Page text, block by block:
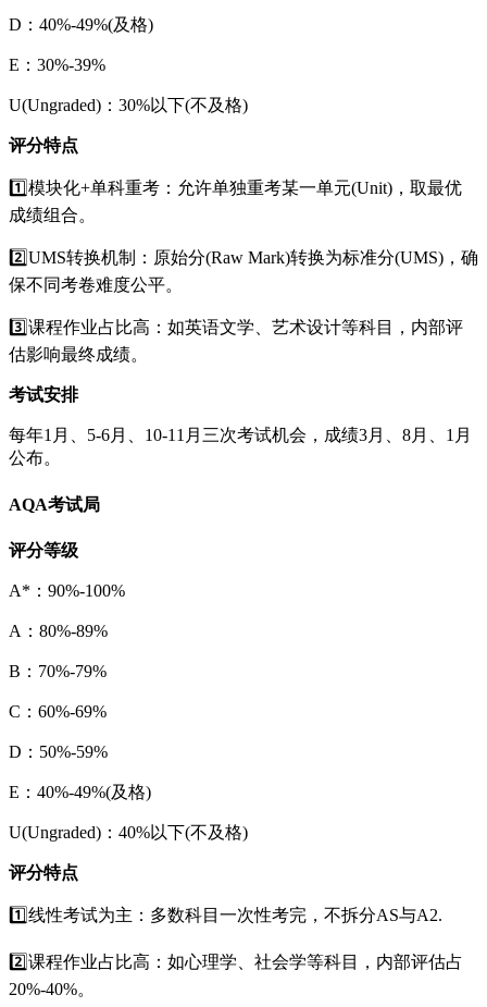
D：40%-49%(及格)
E：30%-39%
U(Ungraded)：30%以下(不及格)
评分特点
1️⃣模块化+单科重考：允许单独重考某一单元(Unit)，取最优
成绩组合。
2️⃣UMS转换机制：原始分(Raw Mark)转换为标准分(UMS)，确
保不同考卷难度公平。
3️⃣课程作业占比高：如英语文学、艺术设计等科目，内部评
估影响最终成绩。
考试安排
每年1月、5-6月、10-11月三次考试机会，成绩3月、8月、1月
公布。
AQA考试局
评分等级
A*：90%-100%
A：80%-89%
B：70%-79%
C：60%-69%
D：50%-59%
E：40%-49%(及格)
U(Ungraded)：40%以下(不及格)
评分特点
1️⃣线性考试为主：多数科目一次性考完，不拆分AS与A2.
2️⃣课程作业占比高：如心理学、社会学等科目，内部评估占
20%-40%。